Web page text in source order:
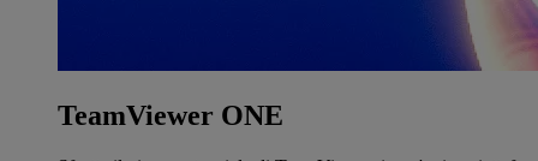
TeamViewer ONE